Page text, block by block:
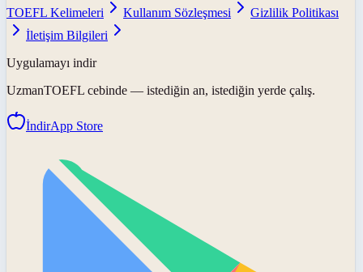
TOEFL Kelimeleri
Kullanım Sözleşmesi
Gizlilik Politikası
İletişim Bilgileri
Uygulamayı indir
UzmanTOEFL cebinde — istediğin an, istediğin yerde çalış.
İndirApp Store